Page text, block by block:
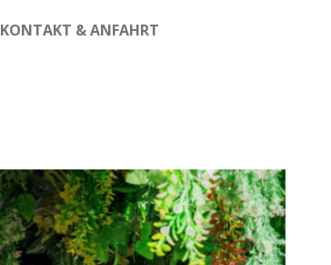
KONTAKT & ANFAHRT